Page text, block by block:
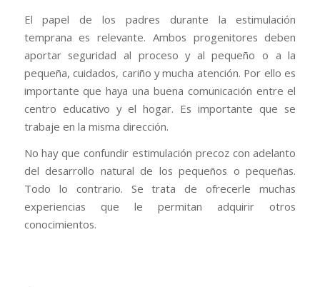
El papel de los padres durante la estimulación
temprana es relevante. Ambos progenitores deben
aportar seguridad al proceso y al pequeño o a la
pequeña, cuidados, cariño y mucha atención. Por ello es
importante que haya una buena comunicación entre el
centro educativo y el hogar. Es importante que se
trabaje en la misma dirección.
No hay que confundir estimulación precoz con adelanto
del desarrollo natural de los pequeños o pequeñas.
Todo lo contrario. Se trata de ofrecerle muchas
experiencias que le permitan adquirir otros
conocimientos.